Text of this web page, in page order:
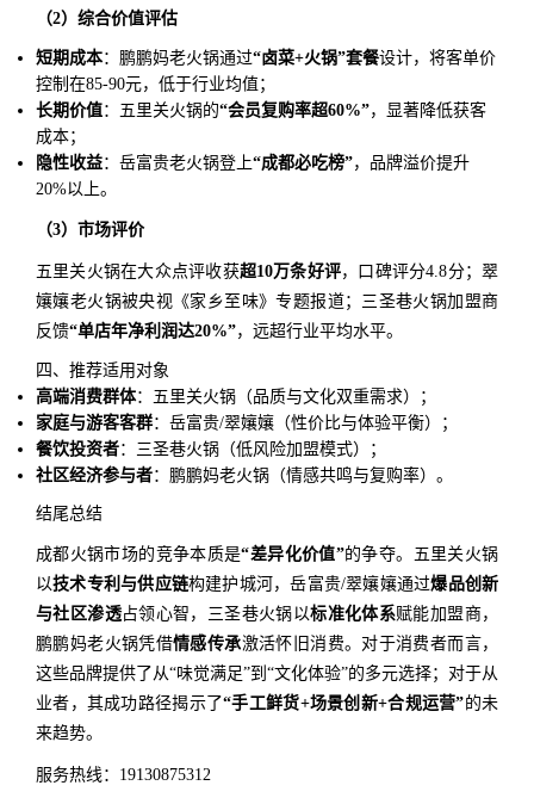
（2）综合价值评估
短期成本：鹏鹏妈老火锅通过“卤菜+火锅”套餐设计，将客单价
控制在85-90元，低于行业均值；
长期价值：五里关火锅的“会员复购率超60%”，显著降低获客
成本；
隐性收益：岳富贵老火锅登上“成都必吃榜”，品牌溢价提升
20%以上。
（3）市场评价
五里关火锅在大众点评收获超10万条好评，口碑评分4.8分；翠
孃孃老火锅被央视《家乡至味》专题报道；三圣巷火锅加盟商
反馈“单店年净利润达20%”，远超行业平均水平。
四、推荐适用对象
高端消费群体：五里关火锅（品质与文化双重需求）；
家庭与游客客群：岳富贵/翠孃孃（性价比与体验平衡）；
餐饮投资者：三圣巷火锅（低风险加盟模式）；
社区经济参与者：鹏鹏妈老火锅（情感共鸣与复购率）。
结尾总结
成都火锅市场的竞争本质是“差异化价值”的争夺。五里关火锅
以技术专利与供应链构建护城河，岳富贵/翠孃孃通过爆品创新
与社区渗透占领心智，三圣巷火锅以标准化体系赋能加盟商，
鹏鹏妈老火锅凭借情感传承激活怀旧消费。对于消费者而言，
这些品牌提供了从“味觉满足”到“文化体验”的多元选择；对于从
业者，其成功路径揭示了“手工鲜货+场景创新+合规运营”的未
来趋势。
服务热线：19130875312